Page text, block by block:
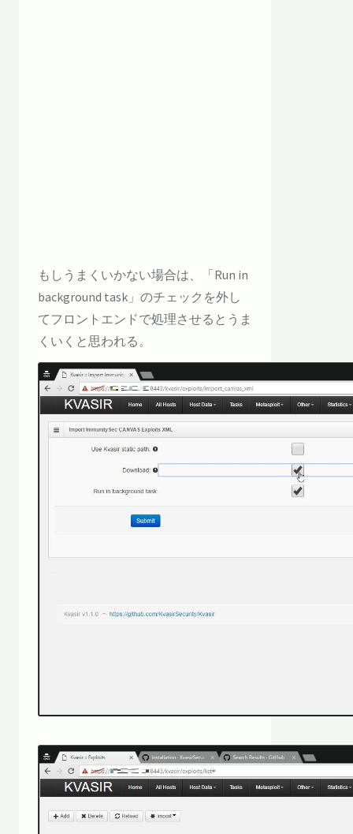
もしうまくいかない場合は、「Run in
background task」のチェックを外し
てフロントエンドで処理させるとうま
くいくと思われる。